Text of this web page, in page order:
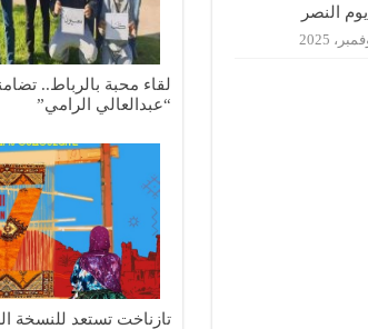
النصر
لقاء محبة بالرباط..
“عبدالعالي الرامي”